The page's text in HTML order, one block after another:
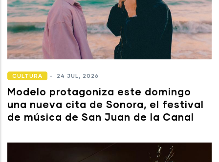
CULTURA - 24 JUL, 2026
Modelo protagoniza este domingo
una nueva cita de Sonora, el festival
de música de San Juan de la Canal